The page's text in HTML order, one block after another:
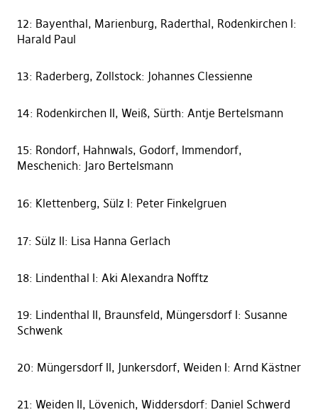
12: Bayenthal, Marienburg, Raderthal, Rodenkirchen I:
Harald Paul
13: Raderberg, Zollstock: Johannes Clessienne
14: Rodenkirchen II, Weiß, Sürth: Antje Bertelsmann
15: Rondorf, Hahnwals, Godorf, Immendorf,
Meschenich: Jaro Bertelsmann
16: Klettenberg, Sülz I: Peter Finkelgruen
17: Sülz II: Lisa Hanna Gerlach
18: Lindenthal I: Aki Alexandra Nofftz
19: Lindenthal II, Braunsfeld, Müngersdorf I: Susanne
Schwenk
20: Müngersdorf II, Junkersdorf, Weiden I: Arnd Kästner
21: Weiden II, Lövenich, Widdersdorf: Daniel Schwerd